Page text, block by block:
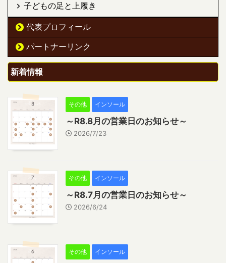
子どもの足と上履き
代表プロフィール
パートナーリンク
新着情報
その他 インソール
～R8.8月の営業日のお知らせ～
2026/7/23
その他 インソール
～R8.7月の営業日のお知らせ～
2026/6/24
その他 インソール